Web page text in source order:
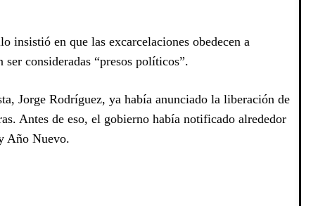
insistió en que las excarcelaciones obedecen a
consideradas “presos políticos”.
Jorge Rodríguez, ya había anunciado la liberación de
Antes de eso, el gobierno había notificado alrededor
Año Nuevo.